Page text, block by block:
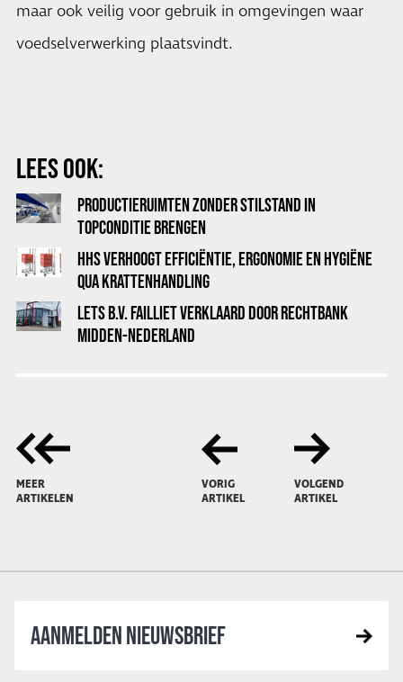
maar ook veilig voor gebruik in omgevingen waar
voedselverwerking plaatsvindt.
LEES OOK:
PRODUCTIERUIMTEN ZONDER STILSTAND IN
TOPCONDITIE BRENGEN
HHS VERHOOGT EFFICIËNTIE, ERGONOMIE EN HYGIËNE
QUA KRATTENHANDLING
LETS B.V. FAILLIET VERKLAARD DOOR RECHTBANK
MIDDEN-NEDERLAND
MEER
ARTIKELEN
VORIG
ARTIKEL
VOLGEND
ARTIKEL
AANMELDEN NIEUWSBRIEF